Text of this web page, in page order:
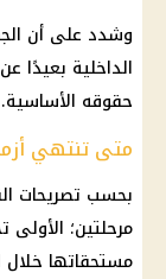
وشدد على أن
الداخلية بعيدًا
حقوقه الأساسية.
متى تنتهي
بحسب تصريحات
مستحقاتها خلال